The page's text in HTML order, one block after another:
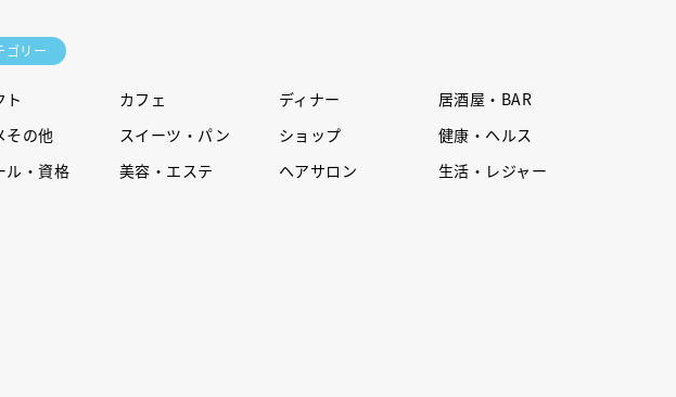
ゴリー
ト カフェ ディナー
居酒屋・BAR
その他
スイーツ・パン ショップ
健康・ヘルス
ル・資格
美容・エステ ヘアサロン 生活・レジャー